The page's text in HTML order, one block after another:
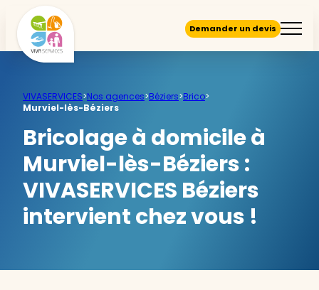
Demander un devis
VIVASERVICES>Nos agences>Béziers>Brico>
Murviel-lès-Béziers
Bricolage à domicile à
Murviel-lès-Béziers :
VIVASERVICES Béziers
intervient chez vous !